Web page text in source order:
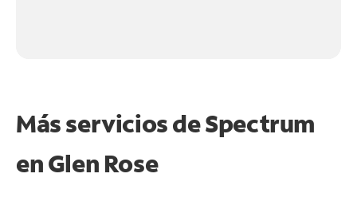
Más servicios de Spectrum
enGlen Rose